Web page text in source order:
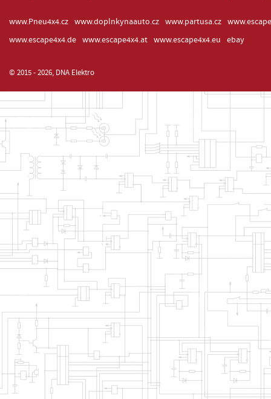
www.Pneu4x4.cz www.doplnkynaauto.cz www.partusa.cz
www.escape4x4.de
www.escape4x4.at www.escape4x4.eu ebay
© 2015 - 2026, DNA Elektro